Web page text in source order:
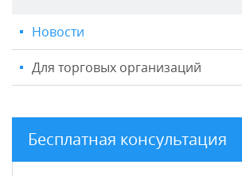
Новости
Для торговых организаций
Бесплатная консультация